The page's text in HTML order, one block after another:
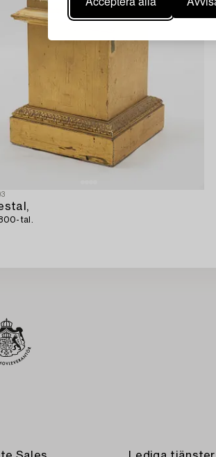
tal.